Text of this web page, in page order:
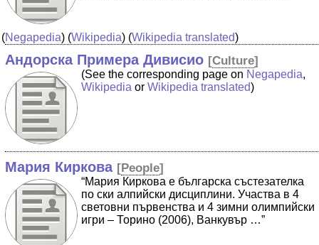
(Negapedia) (Wikipedia) (Wikipedia translated)
Андорска Примера Дивисио [Culture]
(See the corresponding page on Negapedia,
Wikipedia or Wikipedia translated)
Мария Киркова [People]
“Мария Киркова е българска състезателка
по ски алпийски дисциплини. Участва в 4
световни първенства и 4 зимни олимпийски
игри – Торино (2006), Ванкувър …”